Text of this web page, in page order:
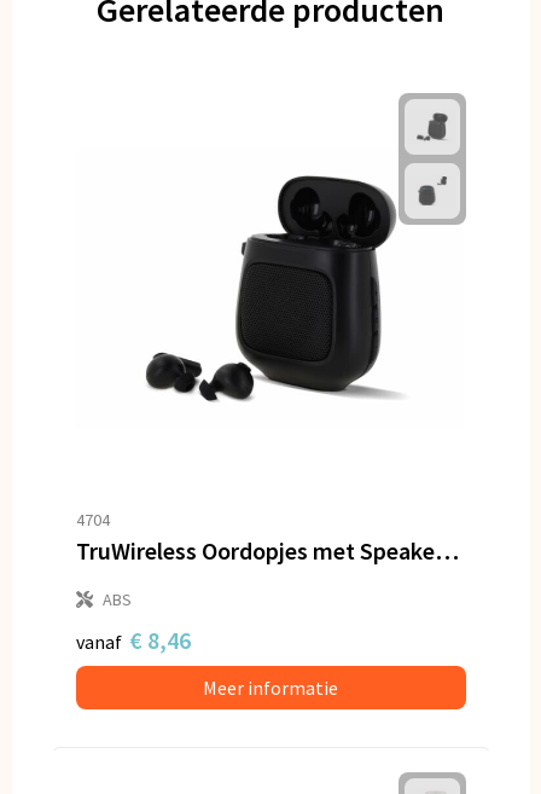
Gerelateerde producten
4704
TruWireless Oordopjes met Speaker 3W
ABS
vanaf € 8,46
Meer informatie